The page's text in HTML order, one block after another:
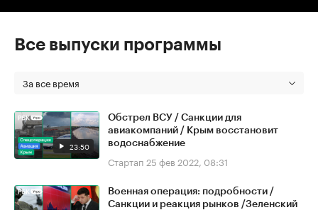
Все выпуски программы
За все время
23:50
Обстрел ВСУ / Санкции для
авиакомпаний / Крым восстановит
водоснабжение
Стартап 25 фев 2022, 08:31
Военная операция: подробности /
Санкции и реакция рынков /Зеленский